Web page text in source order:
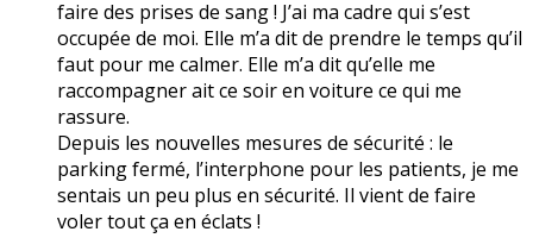
faire des prises de sang ! J’ai ma cadre qui s’est
occupée de moi. Elle m’a dit de prendre le temps qu’il
faut pour me calmer. Elle m’a dit qu’elle me
raccompagner ait ce soir en voiture ce qui me
rassure.
Depuis les nouvelles mesures de sécurité : le
parking fermé, l’interphone pour les patients, je me
sentais un peu plus en sécurité. Il vient de faire
voler tout ça en éclats !